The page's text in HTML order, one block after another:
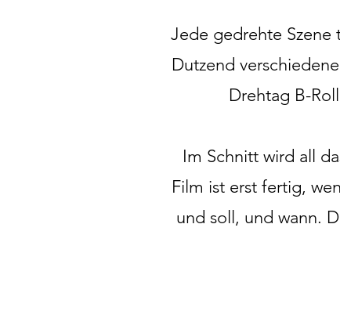
Jede gedrehte Szene
Dutzend
Drehtag B-
Im Schnitt wird all
Film ist erst fertig,
und soll, und wann.